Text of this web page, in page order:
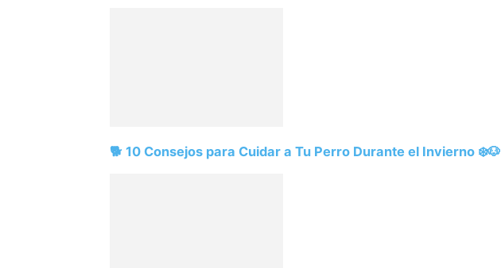
🐕 10 Consejos para Cuidar a Tu Perro Durante el Invierno ❄️🐶